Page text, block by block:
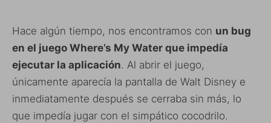
Hace algún tiempo, nos encontramos con un bug
en el juego Where’s My Water que impedía
ejecutar la aplicación. Al abrir el juego,
únicamente aparecía la pantalla de Walt Disney e
inmediatamente después se cerraba sin más, lo
que impedía jugar con el simpático cocodrilo.